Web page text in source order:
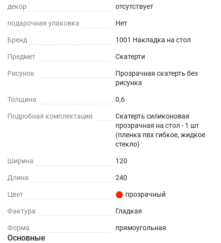
Не желтеет со временем
Не нужно клеить
Прочность и износостойкость
Защита поверхностей от механических
повреждений – сколы, вмятины, царапины.
Влагостойкость
Защита поверхности вашего стола от воды и
пролитых жидкостей.
ПОДХОДИТ ДЛЯ ЛЮБОГО ИНТЕРЬЕРА
декор отсутствует
подарочная упаковка Нет
Бренд 1001 Накладка на стол
Предмет Скатерти
Рисунок
Прозрачная скатерть без
рисунка
Толщина 0,6
Подробная комплектация
Скатерть силиконовая
прозрачная на стол - 1 шт
(пленка пвх гибкое, жидкое
стекло)
Ширина 120
Длина 240
Цвет прозрачный
Фактура Гладкая
Форма прямоугольная
Основные